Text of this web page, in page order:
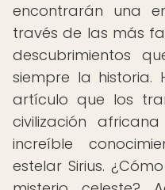
encontrarán una
través de las más
descubrimientos
siempre la historia.
artículo que los
civilización
increíble
estelar Sirius.